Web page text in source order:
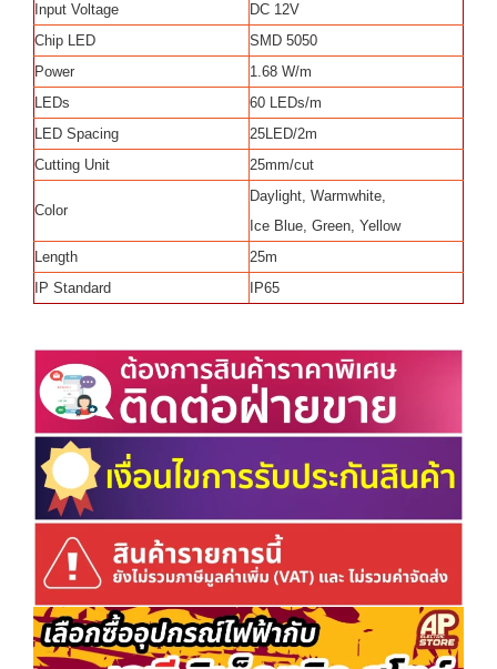
Input Voltage
DC 12V
Chip LED
SMD 5050
Power
1.68 W/m
LEDs
60 LEDs/m
LED Spacing
25LED/2m
Cutting Unit
25mm/cut
Color
Daylight, Warmwhite,
Ice Blue, Green, Yellow
Length
25m
IP Standard
IP65